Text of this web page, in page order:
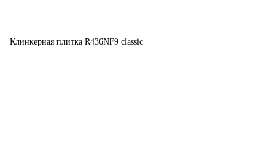
Клинкерная плитка R436NF9 classic